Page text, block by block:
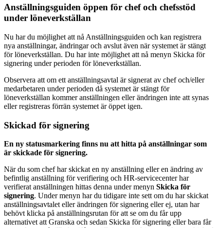
Anställningsguiden öppen för chef och chefsstöd
under löneverkställan
Nu har du möjlighet att nå Anställningsguiden och kan registrera
nya anställningar, ändringar och avslut även när systemet är stängt
för löneverkställan. Du har inte möjlighet att nå menyn Skicka för
signering under perioden för löneverkställan.
Observera att om ett anställningsavtal är signerat av chef och/eller
medarbetaren under perioden då systemet är stängt för
löneverkställan kommer anställningen eller ändringen inte att synas
eller registreras förrän systemet är öppet igen.
Skickad för signering
En ny statusmarkering finns nu att hitta på anställningar som
är skickade för signering.
När du som chef har skickat en ny anställning eller en ändring av
befintlig anställning för verifiering och HR-servicecenter har
verifierat anställningen hittas denna under menyn Skicka för
signering. Under menyn har du tidigare inte sett om du har skickat
anställningsavtalet eller ändringen för signering eller ej, utan har
behövt klicka på anställningsrutan för att se om du får upp
alternativet att Granska och sedan Skicka för signering eller bara får